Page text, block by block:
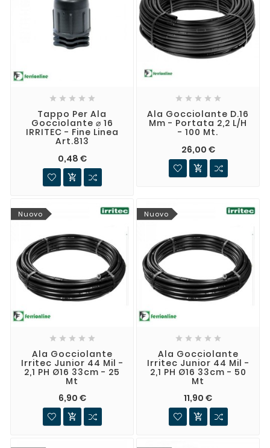
    
Tappo Per Ala
Gocciolante ⌀ 16
IRRITEC - Fine Linea
Art.813
0,48 €

    
Ala Gocciolante D.16
Mm - Portata 2,2 L/h
- 100 Mt.
26,00 €

Nuovo
    
Ala Gocciolante
Irritec Junior 44 Mil -
2,1 PH Ø16 33cm - 25
Mt
6,90 €

Nuovo
    
Ala Gocciolante
Irritec Junior 44 Mil -
2,1 PH Ø16 33cm - 50
Mt
11,90 €
